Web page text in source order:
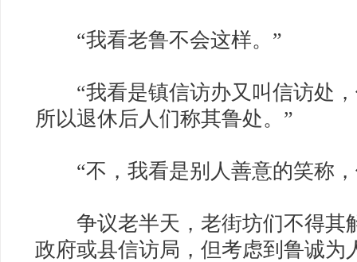
“我看老鲁不会这样。”
“我看是镇信访办又叫信访处，
所以退休后人们称其鲁处。”
“不，我看是别人善意的笑称，
争议老半天，老街坊们不得其
政府或县信访局，但考虑到鲁诚为